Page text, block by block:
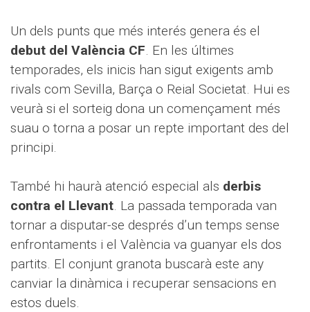
Un dels punts que més interés genera és el
debut del València CF. En les últimes
temporades, els inicis han sigut exigents amb
rivals com Sevilla, Barça o Reial Societat. Hui es
veurà si el sorteig dona un començament més
suau o torna a posar un repte important des del
principi.
També hi haurà atenció especial als derbis
contra el Llevant. La passada temporada van
tornar a disputar-se després d’un temps sense
enfrontaments i el València va guanyar els dos
partits. El conjunt granota buscarà este any
canviar la dinàmica i recuperar sensacions en
estos duels.